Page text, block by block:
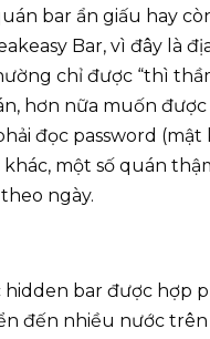
bar ẩn giấu hay
Bar, vì đây là
chỉ được “thì
hơn nữa muốn được
đọc password (mật
một số quán
ngày.
hidden bar được hợp
đến nhiều nước trên